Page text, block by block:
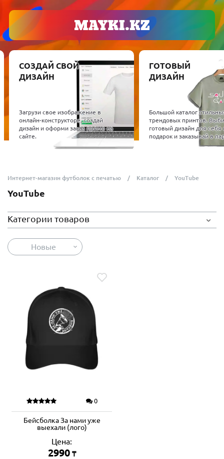
СОЗДАЙ СВОЙ
ДИЗАЙН
Загрузи свое изображение в
онлайн-конструкторе, создай
дизайн и оформи заказ прямо на
сайте.
ГОТОВЫЙ
ДИЗАЙН
Большой каталог
трендовых принтов.
готовый дизайн для себя
подарок и заказывай в
Интернет-магазин футболок с печатью Каталог YouTube
YouTube
Категории товаров
Новые
0
Бейсболка За нами уже
выехали (лого)
Цена:
2990 ₸